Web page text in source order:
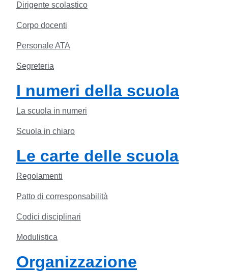
Dirigente scolastico
Corpo docenti
Personale ATA
Segreteria
I numeri della scuola
La scuola in numeri
Scuola in chiaro
Le carte delle scuola
Regolamenti
Patto di corresponsabilità
Codici disciplinari
Modulistica
Organizzazione